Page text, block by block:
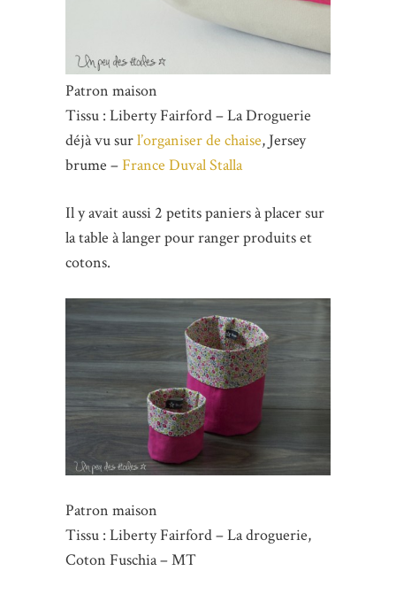
Patron maison
Tissu : Liberty Fairford – La Droguerie
déjà vu surl’organiser de chaise, Jersey
brume –France Duval Stalla
Il y avait aussi 2 petits paniers à placer sur
la table à langer pour ranger produits et
cotons.
Patron maison
Tissu : Liberty Fairford – La droguerie,
Coton Fuschia – MT